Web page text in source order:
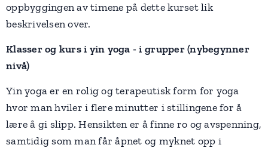
oppbyggingen av timene på dette kurset lik
beskrivelsen over.
Klasser og kurs i yin yoga - i grupper (nybegynner
nivå)
Yin yoga er en rolig og terapeutisk form for yoga
hvor man hviler i flere minutter i stillingene for å
lære å gi slipp. Hensikten er å finne ro og avspenning,
samtidig som man får åpnet og myknet opp i